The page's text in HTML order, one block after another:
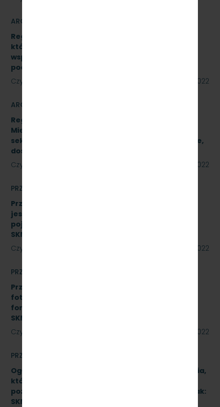
ARCHIWUM
Regulamin udzielania zamówień publicznych,
których wartość jest niższa niż 130 000 zł netto,
współfinansowanych z środków pomocowych,
pochodzących z Funduszy UE
Czytaj dalej
23 sierpnia 2022
ARCHIWUM
Regulamin Udzielania przez PKP Szybka Kolej
Miejska w Trójmieście Sp. z o.o. zamówień
sektorowych podprogowych na roboty budowlane,
dostawy i usługi
Czytaj dalej
23 sierpnia 2022
PRZETARGI
Przetarg nieograniczony, którego przedmiotem
jest wykonanie czynności naprawczych na
pojeździe kolejowym EN57-1758. Znak:
SKMMU.086.51.22
Czytaj dalej
18 sierpnia 2022
PRZETARGI
Przetarg nieograniczony na realizację instalacji
fotowoltaicznej o łącznej mocy do 50 kWp w
formule Zaprojektuj i wybuduj. Znak:
SKMMU.086.45.22
Czytaj dalej
12 sierpnia 2022
PRZETARGI
Ogłoszenie informacyjne dotyczące postępowania,
którego przedmiotem jest wykonanie naprawy
poziomu P4 pojazdów kolejowych (2 zadania). Znak:
SKMMU.086.46.22.